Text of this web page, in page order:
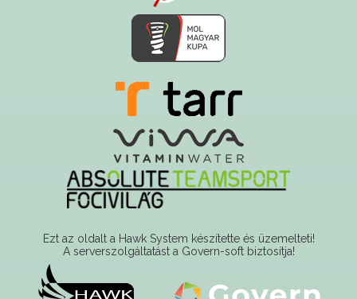
Ezt az oldalt a Hawk System készítette és üzemelteti!